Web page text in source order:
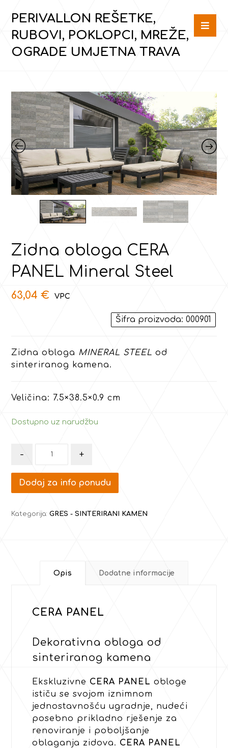
PERIVALLON REŠETKE,
RUBOVI, POKLOPCI, MREŽE,
OGRADE UMJETNA TRAVA
Zidna obloga CERA
PANEL Mineral Steel
63,04€
Šifra proizvoda: 000901
Zidna obloga MINERAL STEEL od
sinteriranog kamena.
Veličina: 7.5×38.5×0.9 cm
Dostupno uz narudžbu
- +
Dodaj za info ponudu
Kategorija:GRES - SINTERIRANI KAMEN
Opis Dodatne informacije
CERA PANEL
Dekorativna obloga od
sinteriranog kamena
Ekskluzivne CERA PANEL obloge
ističu se svojom iznimnom
jednostavnošću ugradnje, nudeći
posebno prikladno rješenje za
renoviranje i poboljšanje
oblaganja zidova. CERA PANEL